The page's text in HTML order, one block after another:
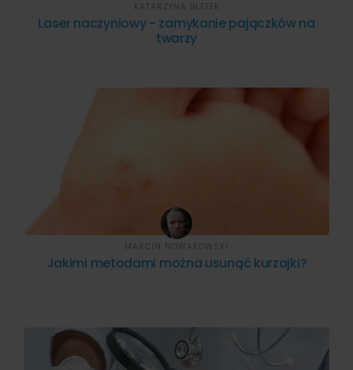
Laser naczyniowy - zamykanie pajączków na
twarzy
KATARZYNA BLETEK
Jakimi metodami można usunąć kurzajki?
MARCIN NOWAKOWSKI